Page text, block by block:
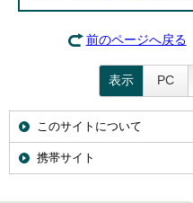
前のページへ戻る
表示 PC
このサイトについて
携帯サイト